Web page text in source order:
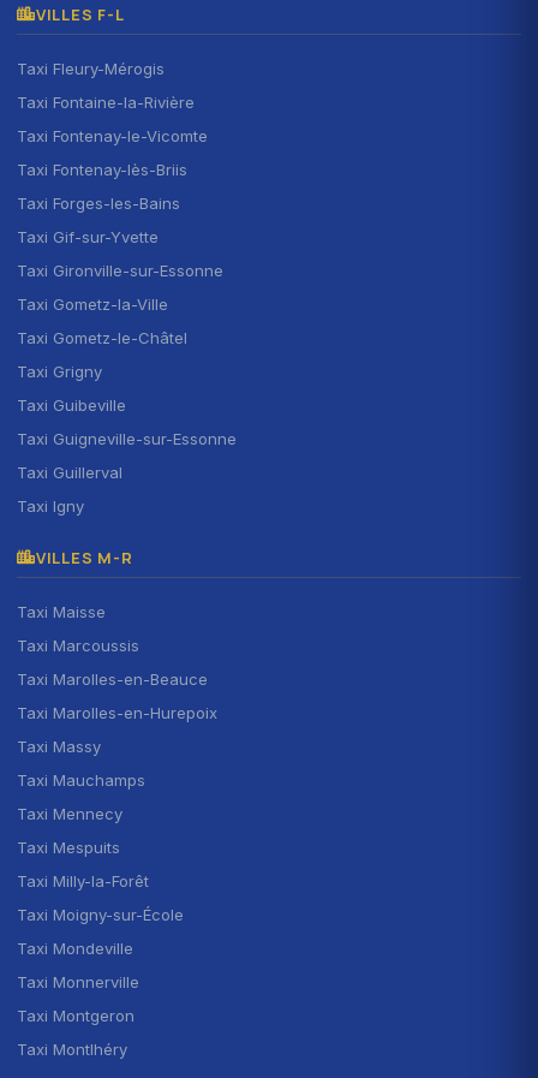
VILLES F-L
Taxi Fleury-Mérogis
Taxi Fontaine-la-Rivière
Taxi Fontenay-le-Vicomte
Taxi Fontenay-lès-Briis
Taxi Forges-les-Bains
Taxi Gif-sur-Yvette
Taxi Gironville-sur-Essonne
Taxi Gometz-la-Ville
Taxi Gometz-le-Châtel
Taxi Grigny
Taxi Guibeville
Taxi Guigneville-sur-Essonne
Taxi Guillerval
Taxi Igny
VILLES M-R
Taxi Maisse
Taxi Marcoussis
Taxi Marolles-en-Beauce
Taxi Marolles-en-Hurepoix
Taxi Massy
Taxi Mauchamps
Taxi Mennecy
Taxi Mespuits
Taxi Milly-la-Forêt
Taxi Moigny-sur-École
Taxi Mondeville
Taxi Monnerville
Taxi Montgeron
Taxi Montlhéry